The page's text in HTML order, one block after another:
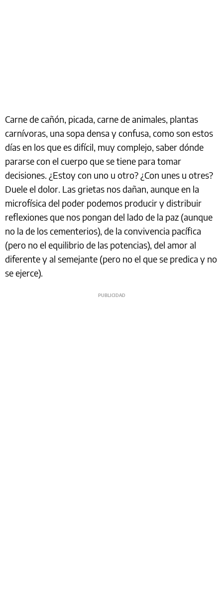
Carne de cañón, picada, carne de animales, plantas
carnívoras, una sopa densa y confusa, como son estos
días en los que es difícil, muy complejo, saber dónde
pararse con el cuerpo que se tiene para tomar
decisiones. ¿Estoy con uno u otro? ¿Con unes u otres?
Duele el dolor. Las grietas nos dañan, aunque en la
microfísica del poder podemos producir y distribuir
reflexiones que nos pongan del lado de la paz (aunque
no la de los cementerios), de la convivencia pacífica
(pero no el equilibrio de las potencias), del amor al
diferente y al semejante (pero no el que se predica y no
se ejerce).